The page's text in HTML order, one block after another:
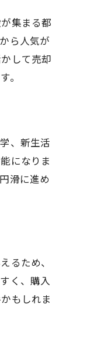
集まる都
ら人気が
して売却
。
、新生活
になりま
滑に進め
るため、
く、購入
もしれま